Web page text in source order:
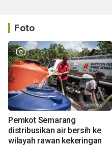
Foto
Pemkot Semarang
distribusikan air bersih ke
wilayah rawan kekeringan